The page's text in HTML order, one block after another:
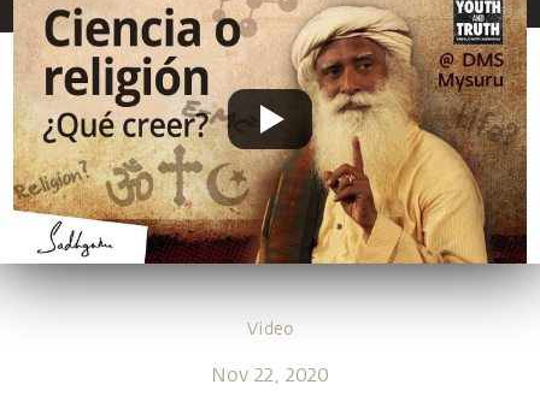
Video
Nov 22, 2020